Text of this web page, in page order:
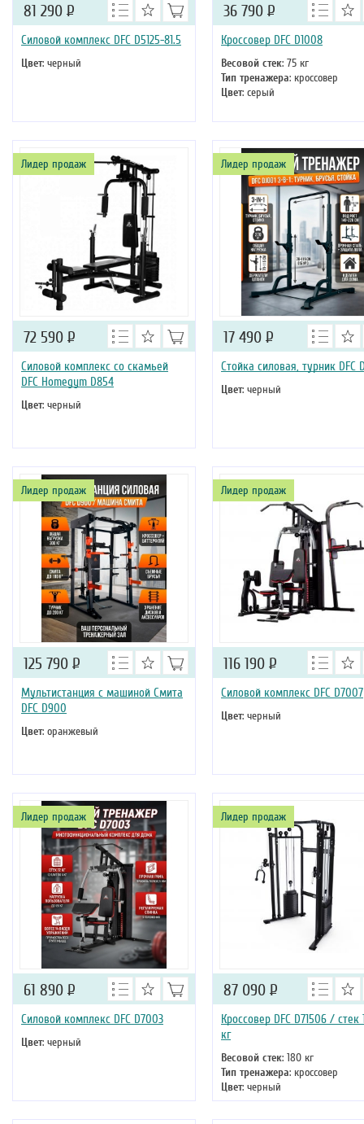
Силовой комплекс DFC D5125-81.5
Цвет: черный
81 290 Р
Кроссовер DFC D1008
Весовой стек: 75 кг
Тип тренажера: кроссовер
Цвет: серый
36 790 Р
Лидер продаж
Силовой комплекс со скамьей
DFC Homegym D854
Цвет: черный
72 590 Р
Лидер продаж
Стойка силовая, турник DFC
Цвет: черный
17 490 Р
Лидер продаж
Мультистанция с машиной Смита
DFC D900
Цвет: оранжевый
125 790 Р
Лидер продаж
Силовой комплекс DFC D7007
Цвет: черный
116 190 Р
Лидер продаж
Силовой комплекс DFC D7003
Цвет: черный
61 890 Р
Лидер продаж
Кроссовер DFC D71506 / стек
кг
Весовой стек: 180 кг
Тип тренажера: кроссовер
Цвет: черный
87 090 Р